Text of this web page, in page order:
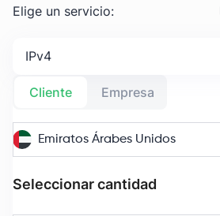
Elige un servicio:
IPv4
Cliente Empresa
Emiratos Árabes Unidos
Seleccionar cantidad